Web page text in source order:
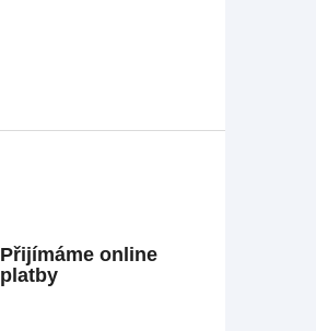
Přijímáme online
platby